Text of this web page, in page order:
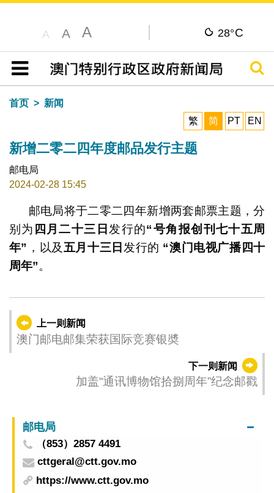
A A A 28°C
目录
搜寻
首页
新闻
繁
简 PT EN
新增二零二四年度邮品发行主题
邮电局
2024-02-28 15:45
邮电局将于二零二四年新增两套邮票主题，分
别为 四 月二十三日 发行的“号角报创刊七十五周
年” ，以及 五月十三日 发行的 “澳门电视广播四十
周年”。
上一则新闻
澳门邮电邮集荣获国际竞赛银奬
下一则新闻
加盖“通讯博物馆拾捌周年”纪念邮戳
邮电局
（853）2857 4491
cttgeral@ctt.gov.mo
https://www.ctt.gov.mo